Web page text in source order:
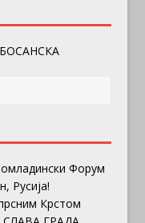
Форум
Русија!
Крстом